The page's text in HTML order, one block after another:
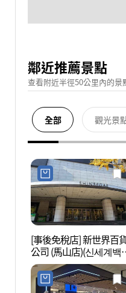
鄰近推薦景點
查看附近半徑50公里內的景
全部 觀光景
[事後免稅店] 新世界百
公司 (馬山店)(신세계백
점 마산점)